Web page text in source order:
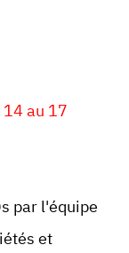
14 au 17
par l'équipe
et